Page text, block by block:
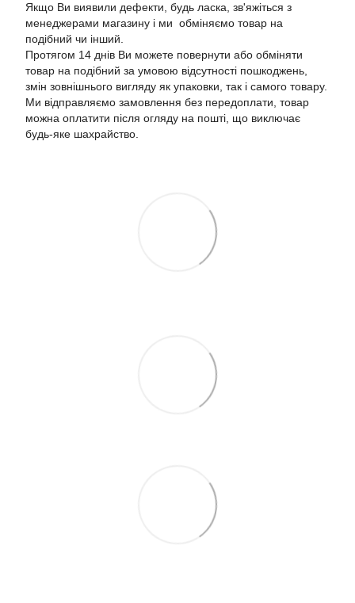
Якщо Ви виявили дефекти, будь ласка, зв'яжіться з
менеджерами магазину і ми обміняємо товар на
подібний чи інший.
Протягом 14 днів Ви можете повернути або обміняти
товар на подібний за умовою відсутності пошкоджень,
змін зовнішнього вигляду як упаковки, так і самого товару.
Ми відправляємо замовлення без передоплати, товар
можна оплатити після огляду на пошті, що виключає
будь-яке шахрайство.